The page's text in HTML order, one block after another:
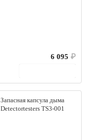
6 095 ₽
Запасная капсула дыма
Detectortesters TS3-001